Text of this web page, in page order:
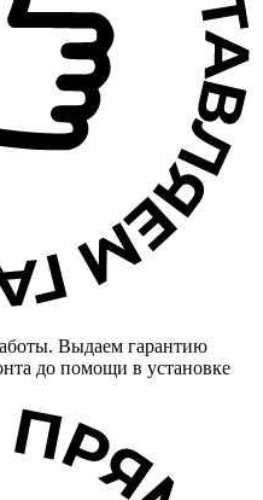
Выдаем гарантию
до помощи в установке